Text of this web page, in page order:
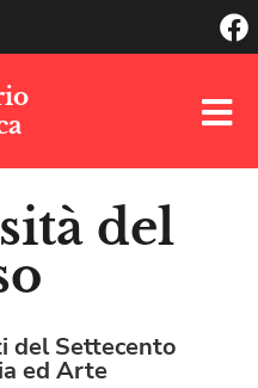
del
del Settecento
ed Arte